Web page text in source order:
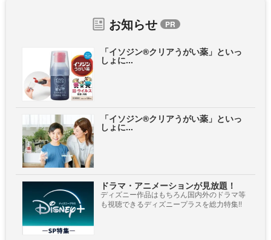
お知らせ
「イソジン®クリアうがい薬」といっ
しょに...
「イソジン®クリアうがい薬」といっ
しょに...
ドラマ・アニメーションが見放題！
ディズニー作品はもちろん国内外のドラマ等
も視聴できるディズニープラスを総力特集!!